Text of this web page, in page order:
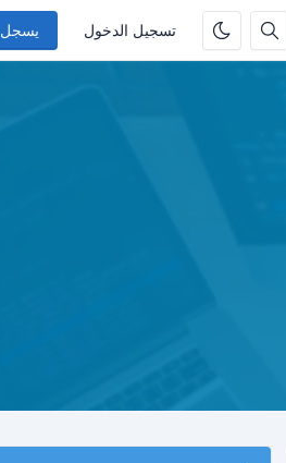
تسجيل الدخول يسجل